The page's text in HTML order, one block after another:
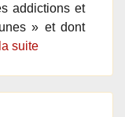
addictions et
» et dont
suite